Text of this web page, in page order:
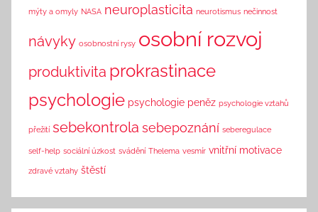
mýty a omyly NASA neuroplasticita neurotismus nečinnost
návyky osobnostní rysy osobní rozvoj
produktivita prokrastinace
psychologie psychologie peněz psychologie vztahů
přežití sebekontrola sebepoznání seberegulace
self-help sociální úzkost svádění Thelema vesmír vnitřní motivace
zdravé vztahy štěstí